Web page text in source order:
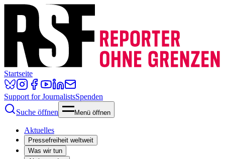
Startseite
Support for JournalistsSpenden
Suche öffnen
Menü öffnen
Aktuelles
Pressefreiheit weltweit
Was wir tun